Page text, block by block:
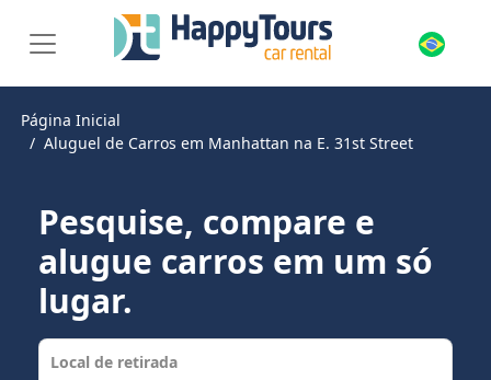
Página Inicial
Aluguel de Carros em Manhattan na E. 31st Street
Pesquise, compare e
alugue carros em um só
lugar.
Local de retirada